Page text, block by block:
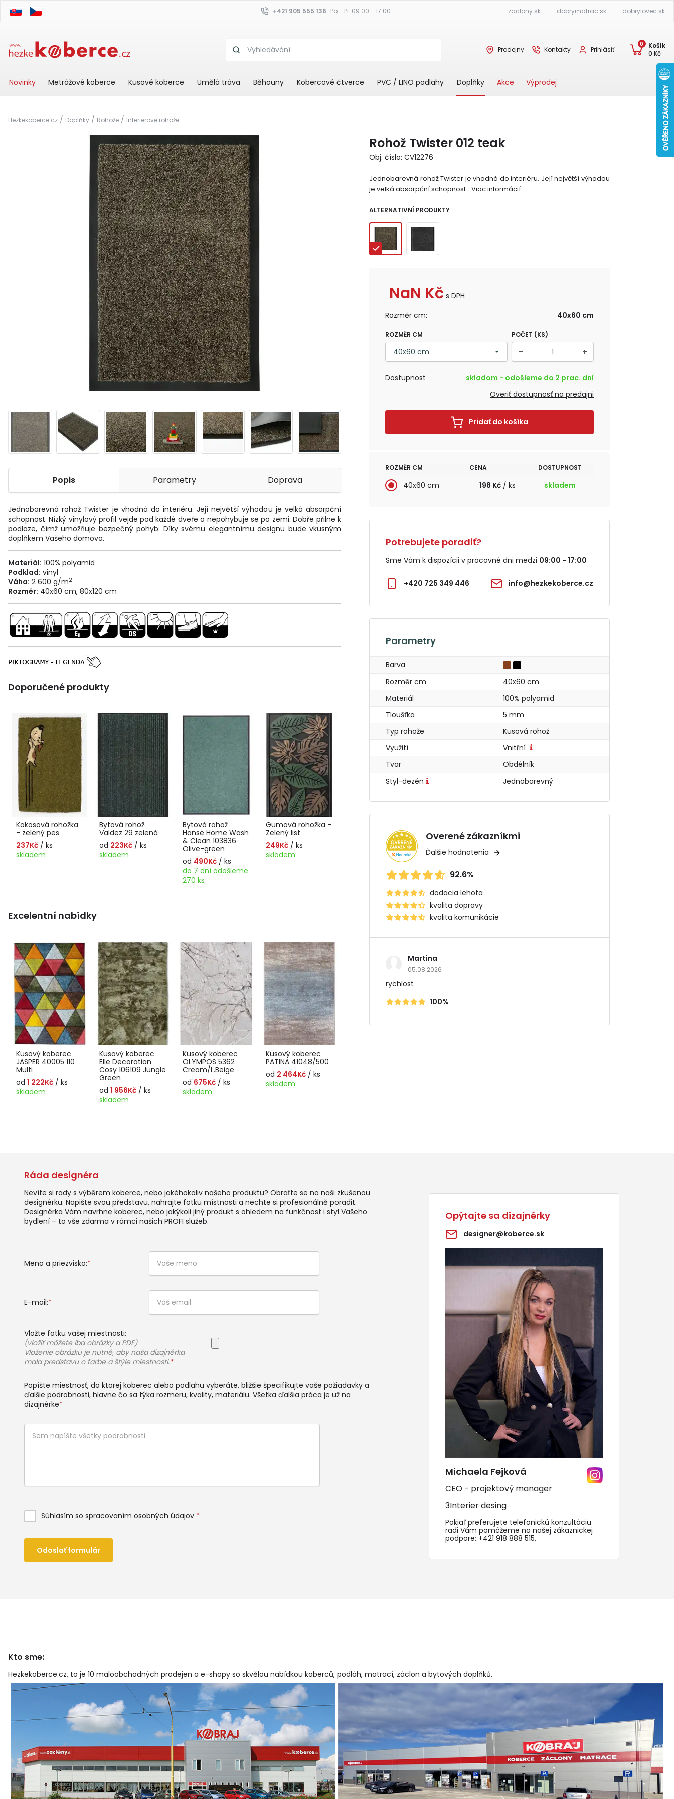
+421 905 555 136 Po - Pi: 09:00 - 17:00 zaclony.sk dobrymatrac.sk dobrylovec.sk
Prodejny Kontakty Prihlásiť
0
Košík
0 Kč
Novinky Metrážové koberce Kusové koberce Umělá tráva Běhouny Kobercové čtverce PVC / LINO podlahy Doplňky Akce Výprodej
Hezkekoberce.cz / Doplňky / Rohože / Interiérové rohože
Popis Parametry Doprava
Jednobarevná rohož Twister je vhodná do interiéru. Její největší výhodou je velká absorpční
schopnost. Nízký vinylový profil vejde pod každé dveře a nepohybuje se po zemi. Dobře přilne k
podlaze, čímž umožňuje bezpečný pohyb. Díky svému elegantnímu designu bude vkusným
doplňkem Vašeho domova.
Materiál: 100% polyamid
Podklad: vinyl
Váha: 2 600 g/m2
Rozměr: 40x60 cm, 80x120 cm
Doporučené produkty
Kokosová rohožka
- zelený pes
237Kč / ks
skladem
Bytová rohož
Valdez 29 zelená
od 223Kč / ks
skladem
Bytová rohož
Hanse Home Wash
& Clean 103836
Olive-green
od 490Kč / ks
do 7 dní odošleme
270 ks
Gumová rohožka -
Zelený list
249Kč / ks
skladem
Excelentní nabídky
Kusový koberec
JASPER 40005 110
Multi
od 1 222Kč / ks
skladem
Kusový koberec
Elle Decoration
Cosy 106109 Jungle
Green
od 1 956Kč / ks
skladem
Kusový koberec
OLYMPOS 5362
Cream/L.Beige
od 675Kč / ks
skladem
Kusový koberec
PATINA 41048/500
od 2 464Kč / ks
skladem
Rohož Twister 012 teak
Obj. číslo: CV12276
Jednobarevná rohož Twister je vhodná do interiéru. Její největší výhodou
je velká absorpční schopnost. Viac informácií
ALTERNATIVNÍ PRODUKTY
NaN Kč s DPH
Rozměr cm:
40x60 cm
ROZMĚR CM POČET (KS)
Dostupnost
skladom - odošleme do 2 prac. dní
Overiť dostupnosť na predajni
Pridať do košíka
ROZMĚR CM CENA DOSTUPNOST
40x60 cm 198 Kč / ks skladem
Potrebujete poradiť?
Sme Vám k dispozícii v pracovné dni medzi 09:00 - 17:00
+420 725 349 446 info@hezkekoberce.cz
Parametry
Barva
Rozměr cm
40x60 cm
Materiál
100% polyamid
Tloušťka
5 mm
Typ rohože
Kusová rohož
Využití
Vnitřní
Tvar
Obdélník
Styl-dezén
Jednobarevný
Overené zákazníkmi
Ďalšie hodnotenia
92.6%
dodacia lehota
kvalita dopravy
kvalita komunikácie
Martina
05.08.2026
rychlost
100%
Ráda designéra
Nevíte si rady s výběrem koberce, nebo jakéhokoliv našeho produktu? Obraťte se na naši zkušenou
designérku. Napište svou představu, nahrajte fotku místnosti a nechte si profesionálně poradit.
Designérka Vám navrhne koberec, nebo jakýkoli jiný produkt s ohledem na funkčnost i styl Vašeho
bydlení – to vše zdarma v rámci našich PROFI služeb.
Meno a priezvisko:*
E-mail:*
Vložte fotku vašej miestnosti:
(vložiť môžete iba obrázky a PDF)
Vloženie obrázku je nutné, aby naša dizajnérka
mala predstavu o farbe a štýle miestnosti.*
Popíšte miestnosť, do ktorej koberec alebo podlahu vyberáte, bližšie špecifikujte vaše požiadavky a
ďalšie podrobnosti, hlavne čo sa týka rozmeru, kvality, materiálu. Všetka ďalšia práca je už na
dizajnérke*
Súhlasím so spracovaním osobných údajov *
Odoslať formulár
Opýtajte sa dizajnérky
designer@koberce.sk
Michaela Fejková
CEO - projektový manager
3Interier desing
Pokiaľ preferujete telefonickú konzultáciu
radi Vám pomôžeme na našej zákaznickej
podpore: +421 918 888 515.
Kto sme:
Hezkekoberce.cz, to je 10 maloobchodných prodejen a e-shopy so skvělou nabídkou koberců, podláh, matrací, záclon a bytových doplňků.